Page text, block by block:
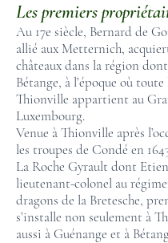
Les premiers
Au 17e siècle, Bernard de
allié aux Metternich,
châteaux dans la région
Bétange, à l’époque où
Thionville appartient au
Luxembourg.
Venue à Thionville après
les troupes de Condé en
La Roche Gyrault dont
lieutenant-colonel au
dragons de la Bretesche,
s’installe non seulement à
aussi à Guénange et à